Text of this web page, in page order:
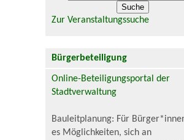
Zur Veranstaltungssuche
Bürgerbeteiligung
Online-Beteiligungsportal der
Stadtverwaltung
Bauleitplanung: Für
es Möglichkeiten, sich an